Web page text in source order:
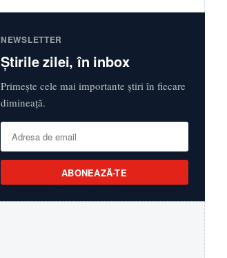
NEWSLETTER
Știrile zilei, în inbox
Primește cele mai importante știri în fiecare
dimineață.
ABONEAZĂ-TE